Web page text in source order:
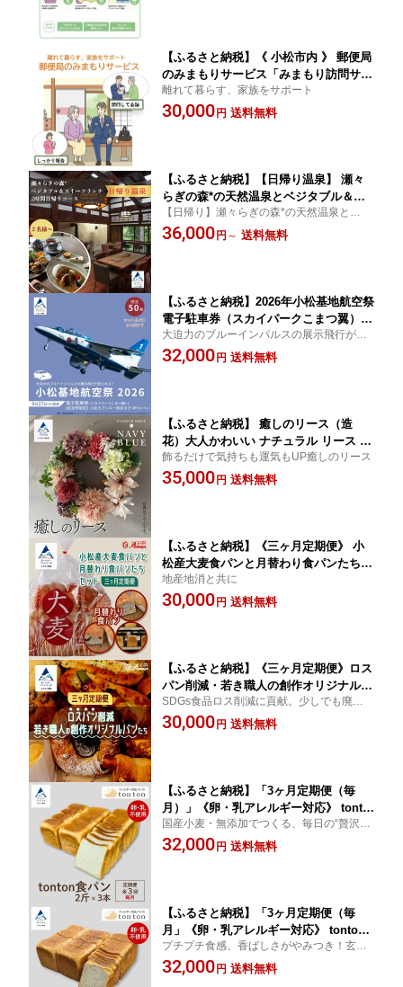
【ふるさと納税】《 小松市内 》 郵便局
のみまもりサービス「みまもり訪問サー
ビス」（3カ月間）小松市 みまもり サー
ビス 訪問 ランキング おすすめ 小松市
離れて暮らす、家族をサポート
30,000 円 送料無料
【ふるさと納税】【日帰り温泉】 瀬々
らぎの森*の天然温泉とベジタブル＆ス
イーツランチの2時間日帰りコース（選
べる 人数 2名様/3名様/4名様/5名様） チ
【日帰り】瀬々らぎの森*の天然温泉とベジ
タブル料理をお楽しみ頂けるオーベルジュ
36,000 円 ～ 送料無料
【ふるさと納税】2026年小松基地航空祭
電子駐車券（スカイパークこまつ翼）と
【航空祭限定】小松カブッキー旅あるき
（卵せんべい） 駐車場 シャトルバスの
大迫力のブルーインパルスの展示飛行が見
られる！駐車確約電子チケット付き！
32,000 円 送料無料
【ふるさと納税】 癒しのリース（造
花）大人かわいい ナチュラル リース イ
ンテリア 玄関 大人カラー 壁掛け ハイ
センス 花 お花 お中元 お歳暮 ギフト プ
飾るだけで気持ちも運気もUP癒しのリース
35,000 円 送料無料
【ふるさと納税】《三ヶ月定期便》 小
松産大麦食パンと月替わり食パンたちセ
ット 朝食 食べ比べ 詰め合わせ 石川県
小松市 030093【有限会社パンあづま
地産地消と共に
30,000 円 送料無料
【ふるさと納税】《三ヶ月定期便》ロス
パン削減・若き職人の創作オリジナルパ
ン 朝食 惣菜パン 菓子パン 食パン 詰め
合わせ 食べ比べ 石川県 小松市 030094
SDGs食品ロス削減に貢献。少しでも廃棄を
無くしたい！そんな思いから箱いっぱいに
詰めます。
30,000 円 送料無料
【ふるさと納税】「3ヶ月定期便（毎
月）」《卵・乳アレルギー対応》 tonto
n食パン 2斤（2.2cmスライス）×3本 冷
凍パン 卵不使用 乳不使用 冷凍 パン 小
国産小麦・無添加でつくる、毎日の“贅沢”食
パン
32,000 円 送料無料
【ふるさと納税】「3ヶ月定期便（毎
月」《卵・乳アレルギー対応》 tonton
玄米食パン 2斤（2.2cmスライス）×3本
冷凍パン 卵不使用 乳不使用 冷凍 パン
プチプチ食感、香ばしさがやみつき！玄米
食パン
32,000 円 送料無料